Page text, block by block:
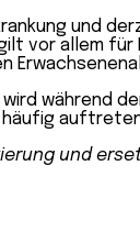
und
vor allem
während
und